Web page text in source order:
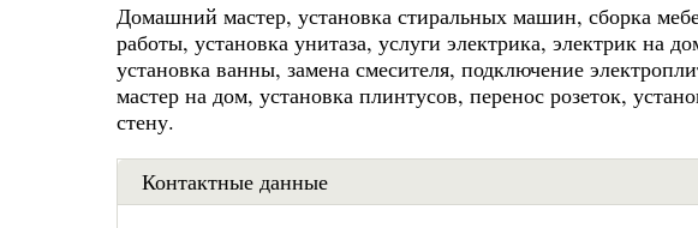
Домашний мастер, установка стиральных машин, сборка
работы, установка унитаза, услуги электрика, электрик на
установка ванны, замена смесителя, подключение
мастер на дом, установка плинтусов, перенос розеток,
стену.
Контактные данные